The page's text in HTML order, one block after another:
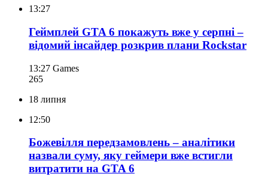
13:27
Геймплей GTA 6 покажуть вже у серпні –
відомий інсайдер розкрив плани Rockstar
13:27 Games
265
18 липня
12:50
Божевілля передзамовлень – аналітики
назвали суму, яку геймери вже встигли
витратити на GTA 6